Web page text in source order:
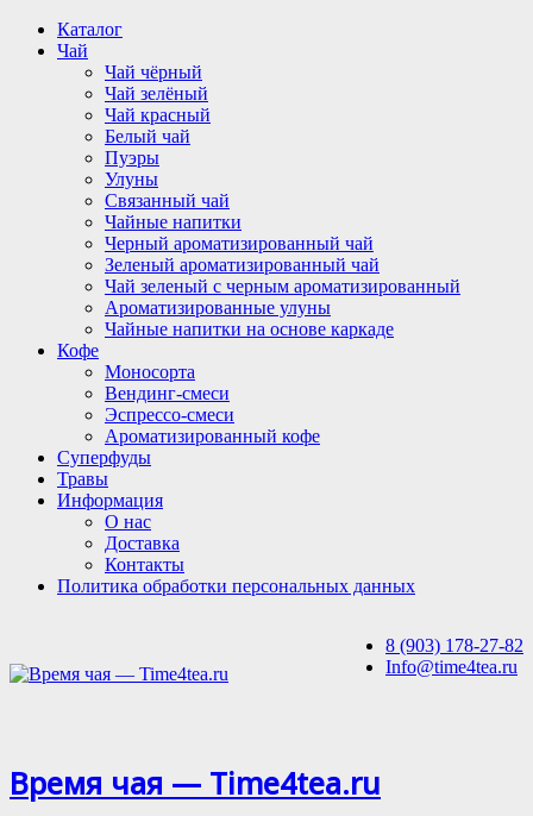
Перейти
содержимому
Каталог
Чай
Чай чёрный
Чай зелёный
Чай красный
Белый чай
Пуэры
Улуны
Связанный чай
Чайные напитки
Черный ароматизированный чай
Зеленый ароматизированный чай
Чай зеленый с черным ароматизированный
Ароматизированные улуны
Чайные напитки на основе каркаде
Кофе
Моносорта
Вендинг-смеси
Эспрессо-смеси
Ароматизированный кофе
Суперфуды
Травы
Информация
О нас
Доставка
Контакты
Политика обработки персональных данных
8 (903) 178-27-82
Info@time4tea.ru
Время чая — Time4tea.ru